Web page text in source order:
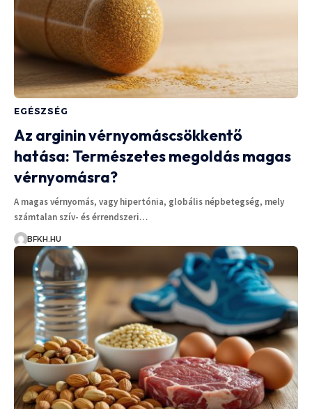
EGÉSZSÉG
Az arginin vérnyomáscsökkentő
hatása: Természetes megoldás magas
vérnyomásra?
A magas vérnyomás, vagy hipertónia, globális népbetegség, mely
számtalan szív- és érrendszeri…
BFKH.HU